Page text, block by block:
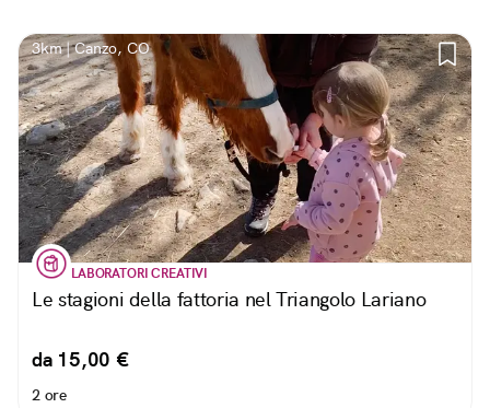
3km | Canzo, CO
LABORATORI CREATIVI
Le stagioni della fattoria nel Triangolo Lariano
da 15,00 €
2 ore